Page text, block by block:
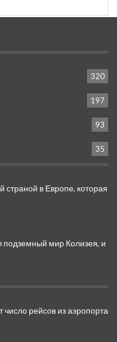
320
197
93
35
страной в Европе, которая
подземный мир Колизея, и
число рейсов из аэропорта